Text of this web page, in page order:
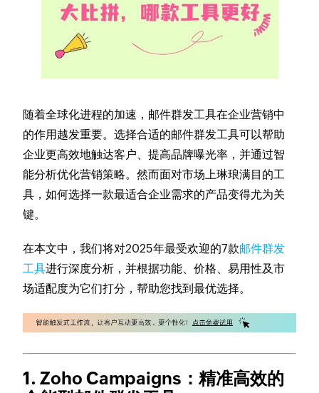
随着全球化进程的加速，邮件群发工具在企业营销中
的作用越发重要。选择合适的邮件群发工具可以帮助
企业更高效地触达客户、提高品牌曝光率，并通过智
能分析优化营销策略。然而面对市场上琳琅满目的工
具，如何选择一款最适合企业需求的产品变得尤为关
键。
在本文中，我们将对2025年最受欢迎的7款邮件群发
工具进行深度分析，并根据功能、价格、易用性及市
场适配度为它们打分，帮助您找到最优选择。
1. Zoho Campaigns ：精准高效的